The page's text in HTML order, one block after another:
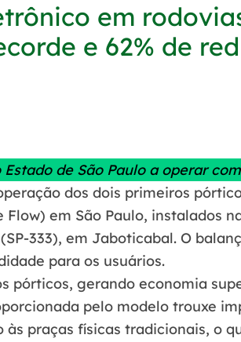
em
e 62% de
de São Paulo a operar
dos dois primeiros
em São Paulo, instalados
333), em Jaboticabal. O
para os usuários.
pórticos, gerando economia
pelo modelo trouxe
às praças físicas tradicionais, o